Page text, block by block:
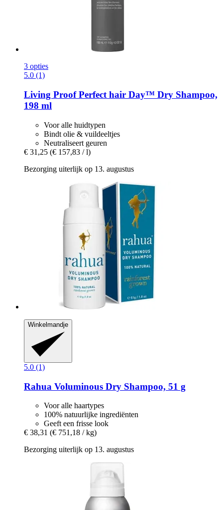
3 opties
5.0 (1)
Living ProofPerfect hair Day™ Dry Shampoo,
198 ml
Voor alle huidtypen
Bindt olie & vuildeeltjes
Neutraliseert geuren
€ 31,25 (€ 157,83 / l)
Bezorging uiterlijk op 13. augustus
Winkelmandje
5.0 (1)
Rahua Voluminous Dry Shampoo, 51 g
Voor alle haartypes
100% natuurlijke ingrediënten
Geeft een frisse look
€ 38,31 (€ 751,18 / kg)
Bezorging uiterlijk op 13. augustus